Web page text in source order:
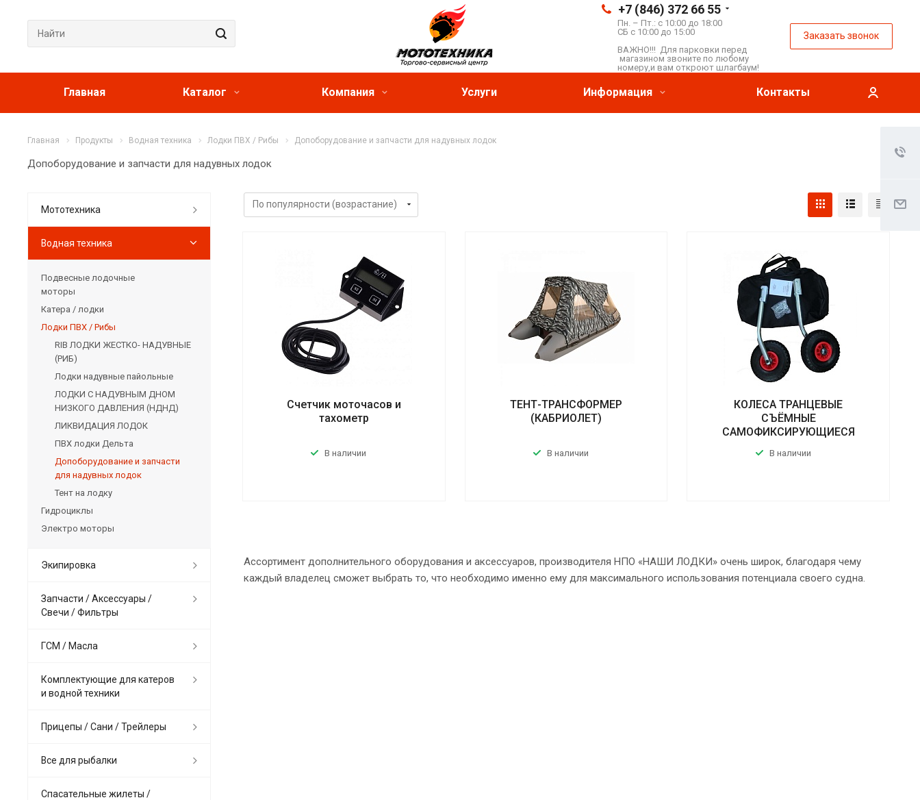
+7 (846) 372 66 55
Пн. – Пт.: с 10:00 до 18:00
СБ с 10:00 до 15:00
ВАЖНО!!! Для парковки перед
магазином звоните по любому
номеру,и вам откроют шлагбаум!
Заказать звонок
Главная Каталог Компания Услуги Информация Контакты
Главная Продукты Водная техника Лодки ПВХ / Рибы Допоборудование и запчасти для надувных лодок
Допоборудование и запчасти для надувных лодок
Счетчик моточасов и
тахометр
В наличии
ТЕНТ-ТРАНСФОРМЕР
(КАБРИОЛЕТ)
В наличии
КОЛЕСА ТРАНЦЕВЫЕ
СЪЁМНЫЕ
САМОФИКСИРУЮЩИЕСЯ
В наличии
Ассортимент дополнительного оборудования и аксессуаров, производителя НПО «НАШИ ЛОДКИ» очень широк, благодаря чему
каждый владелец сможет выбрать то, что необходимо именно ему для максимального использования потенциала своего судна.
Мототехника
Водная техника
Подвесные лодочные
моторы
Катера / лодки
Лодки ПВХ / Рибы
RIB ЛОДКИ ЖЕСТКО- НАДУВНЫЕ
(РИБ)
Лодки надувные пайольные
ЛОДКИ С НАДУВНЫМ ДНОМ
НИЗКОГО ДАВЛЕНИЯ (НДНД)
ЛИКВИДАЦИЯ ЛОДОК
ПВХ лодки Дельта
Допоборудование и запчасти
для надувных лодок
Тент на лодку
Гидроциклы
Электро моторы
Экипировка
Запчасти / Аксессуары /
Свечи / Фильтры
ГСМ / Масла
Комплектующие для катеров
и водной техники
Прицепы / Сани / Трейлеры
Все для рыбалки
Спасательные жилеты /